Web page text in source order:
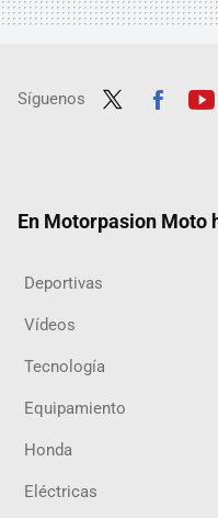
Síguenos
En Motorpasion Moto
Deportivas
Vídeos
Tecnología
Equipamiento
Honda
Eléctricas